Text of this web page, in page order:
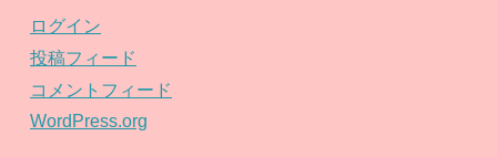
ログイン
投稿フィード
コメントフィード
WordPress.org